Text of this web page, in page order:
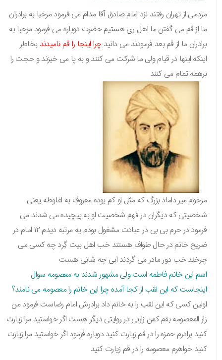
مردمی از تهران رفتند نزد امام صادق آقا مدام می فرمود مرحبا به برادران
ما از قم می گفتن ما اهل ری هستیم حضرت دوباره می فرمود مرحبا به
برادران ما از قم بعد فرمودند می دانیدچرا اینجا را قم نامیدندبخاطر
اینکه اینها در قیام ولی ما شرکت می کنند و به پا می خیزند و حجت را
برهمه تمام می کنند
مرحوم میر داماد بزرگ که مثل او کم بوده معروف به اغلوطه یعنی
شخصیتی که دیگران در فهم شخصیت او به پیچیده می شدند می
فرمود در حرم بی بی در عبادت مشغول بودم یه مرتبه دیدم ۱۲ امام در
ضریح خانم در حال طواف هستند خب اهل بیت گِرد چه کسی می
چرخند خب دور مادر می گردند ابی چه شانی هست
اسم این خانم فاطمه است ولی مشهور شدند به معصومه سوال
اینجاست که این لقب از کجا آمده چرا این خانم را معصومه می نامند؟
اولین کسی که این لقب را به خانم داد برادرش امام رضاست فرمود من
زار المعصومه بقم کمن زارنی در روایتی دیگر هست اگر خواستید مرا زیارت
کنید برادرم حمزه را در قم زیارت کنید دوباره فرمود اگر خواستید مرا زیارت
کنید خواهرم معصومه را در قم زیارت کنید